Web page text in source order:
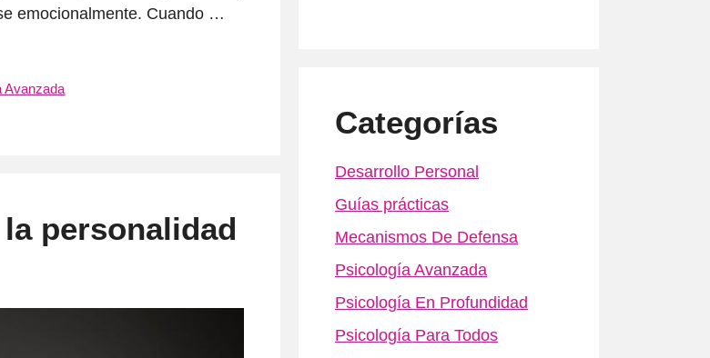
emocionalmente. Cuando …
Avanzada
personalidad
Categorías
Desarrollo Personal
Guías prácticas
Mecanismos De Defensa
Psicología Avanzada
Psicología En Profundidad
Psicología Para Todos